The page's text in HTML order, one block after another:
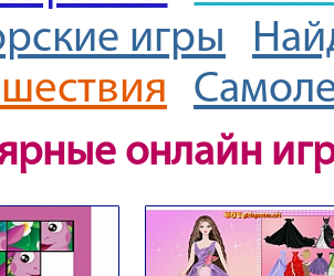
игры
онлайн